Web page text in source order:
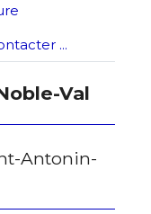
...
Val
Antonin-